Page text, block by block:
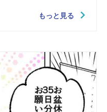
もっと見る